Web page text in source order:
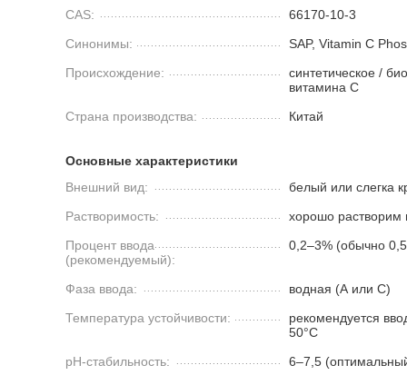
CAS:
66170-10-3
Синонимы:
SAP, Vitamin C
Происхождение:
синтетическое /
витамина C
Страна производства:
Китай
Основные характеристики
Внешний вид:
белый или слегка
Растворимость:
хорошо растворим
Процент ввода
(рекомендуемый):
0,2–3% (обычно
Фаза ввода:
водная (A или C)
Температура устойчивости:
рекомендуется
50°C
pH-стабильность:
6–7,5